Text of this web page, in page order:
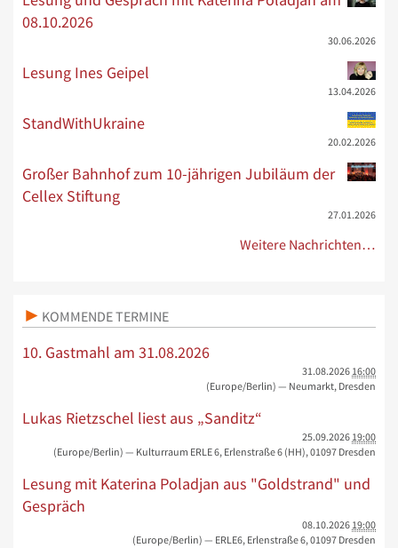
08.10.2026
30.06.2026
Lesung Ines Geipel
13.04.2026
StandWithUkraine
20.02.2026
Großer Bahnhof zum 10-jährigen Jubiläum der
Cellex Stiftung
27.01.2026
Weitere Nachrichten…
KOMMENDE TERMINE
10. Gastmahl am 31.08.2026
31.08.2026 16:00
(Europe/Berlin) — Neumarkt, Dresden
Lukas Rietzschel liest aus „Sanditz“
25.09.2026 19:00
(Europe/Berlin) — Kulturraum ERLE 6, Erlenstraße 6 (HH), 01097 Dresden
Lesung mit Katerina Poladjan aus "Goldstrand" und
Gespräch
08.10.2026 19:00
(Europe/Berlin) — ERLE6, Erlenstraße 6, 01097 Dresden